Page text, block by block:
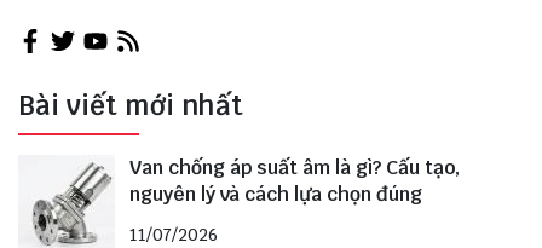
Bài viết mới nhất
Van chống áp suất âm là gì? Cấu tạo,
nguyên lý và cách lựa chọn đúng
11/07/2026